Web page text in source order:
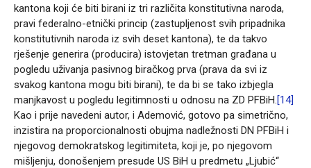
kantona koji će biti birani iz tri različita konstitutivna naroda,
pravi federalno-etnički princip (zastupljenost svih pripadnika
konstitutivnih naroda iz svih deset kantona), te da takvo
rješenje generira (producira) istovjetan tretman građana u
pogledu uživanja pasivnog biračkog prva (prava da svi iz
svakog kantona mogu biti birani), te da bi se tako izbjegla
manjkavost u pogledu legitimnosti u odnosu na ZD PFBiH. [14]
Kao i prije navedeni autor, i Ademović, gotovo pa simetrično,
inzistira na proporcionalnosti obujma nadležnosti DN PFBiH i
njegovog demokratskog legitimiteta, koji je, po njegovom
mišljenju, donošenjem presude US BiH u predmetu „Ljubić“